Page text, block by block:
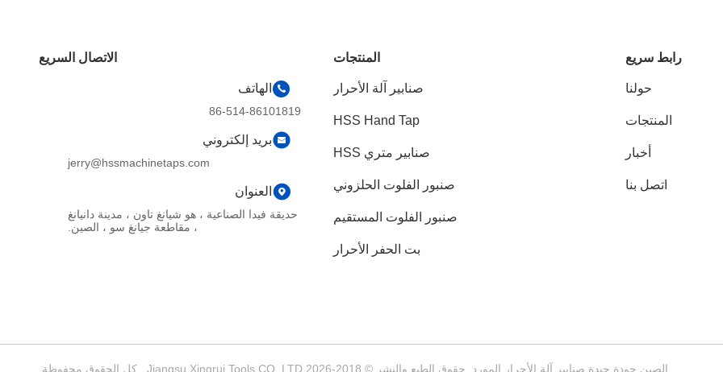
رابط سريع
حولنا
المنتجات
أخبار
اتصل بنا
المنتجات
صنابير آلة الأحرار
HSS Hand Tap
صنابير متري HSS
صنبور الفلوت الحلزوني
صنبور الفلوت المستقيم
بت الحفر الأحرار
الاتصال السريع
الهاتف
86-514-86101819
بريد إلكتروني
jerry@hssmachinetaps.com
العنوان
حديقة فيدا الصناعية ، هو شيانغ تاون ، مدينة دانيانغ
، مقاطعة جيانغ سو ، الصين.
الصين جودة جيدة صنابير آلة الأحرار المورد. حقوق الطبع والنشر © 2018-2026 Jiangsu Xingrui Tools CO.,LTD . كل الحقوق محفوظة.